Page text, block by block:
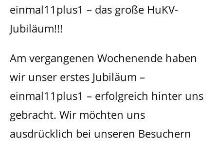
einmal11plus1 – das große HuKV-
Jubiläum!!!
Am vergangenen Wochenende haben
wir unser erstes Jubiläum –
einmal11plus1 – erfolgreich hinter uns
gebracht. Wir möchten uns
ausdrücklich bei unseren Besuchern